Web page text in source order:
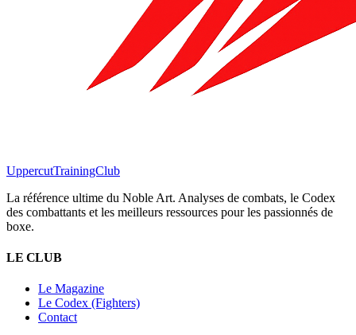
UppercutTrainingClub
La référence ultime du Noble Art. Analyses de combats, le Codex
des combattants et les meilleurs ressources pour les passionnés de
boxe.
LE CLUB
Le Magazine
Le Codex (Fighters)
Contact